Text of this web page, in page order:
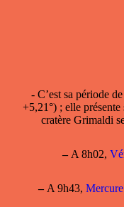
- C’est sa période de
+5,21°) ; elle
cratère Grimaldi
–A 8h02,
–A 9h43, Mercure